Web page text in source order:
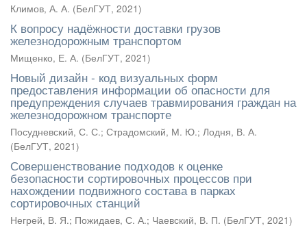
Климов, А. А. (БелГУТ, 2021)
К вопросу надёжности доставки грузов
железнодорожным транспортом
Мищенко, Е. А. (БелГУТ, 2021)
Новый дизайн - код визуальных форм
предоставления информации об опасности для
предупреждения случаев травмирования граждан на
железнодорожном транспорте
Посудневский, С. С.; Страдомский, М. Ю.; Лодня, В. А.
(БелГУТ, 2021)
Совершенствование подходов к оценке
безопасности сортировочных процессов при
нахождении подвижного состава в парках
сортировочных станций
Негрей, В. Я.; Пожидаев, С. А.; Чаевский, В. П. (БелГУТ, 2021)